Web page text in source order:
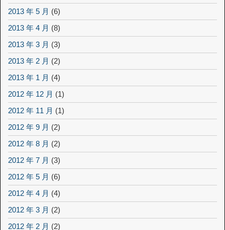
2013 年 5 月 (6)
2013 年 4 月 (8)
2013 年 3 月 (3)
2013 年 2 月 (2)
2013 年 1 月 (4)
2012 年 12 月 (1)
2012 年 11 月 (1)
2012 年 9 月 (2)
2012 年 8 月 (2)
2012 年 7 月 (3)
2012 年 5 月 (6)
2012 年 4 月 (4)
2012 年 3 月 (2)
2012 年 2 月 (2)